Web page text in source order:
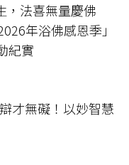
，法喜無量慶佛
年浴佛感恩季」
紀實
才無礙！以妙智慧